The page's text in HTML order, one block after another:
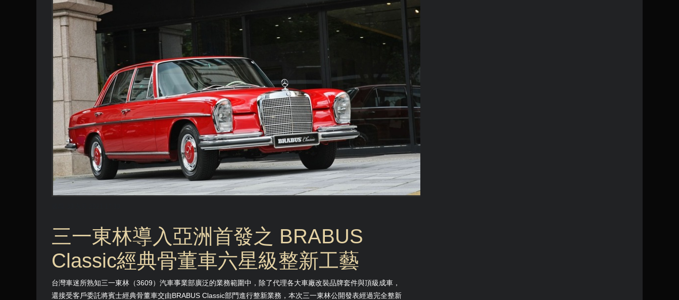
三一東林導入亞洲首發之 BRABUS
Classic經典骨董車六星級整新工藝
台灣車迷所熟知三一東林（3609）汽車事業部廣泛的業務範圍中，除了代理各大車廠改裝品牌套件與頂級成車，
還接受客戶委託將賓士經典骨董車交由BRABUS Classic部門進行整新業務，本次三一東林公開發表經過完全整新